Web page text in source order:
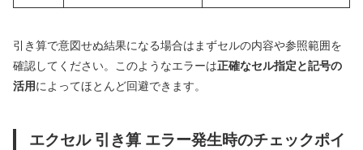
引き算で意図せぬ結果になる場合はまずセルの内容や参照範囲を
確認してください。このようなエラーは正確なセル指定と記号の
活用によってほとんど回避できます。
エクセル 引き算 エラー発生時のチェックポイ